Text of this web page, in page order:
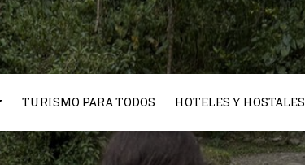
TURISMO PARA TODOS HOTELES Y HOSTALES